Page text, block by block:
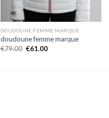
DOUDOUNE FEMME MARQUE
doudoune femme marque
€79.00 €61.00